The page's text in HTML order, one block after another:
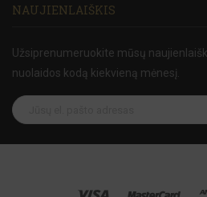
NAUJIENLAIŠKIS
Užsiprenumeruokite mūsų
nuolaidos kodą kiekvieną mėnesį.